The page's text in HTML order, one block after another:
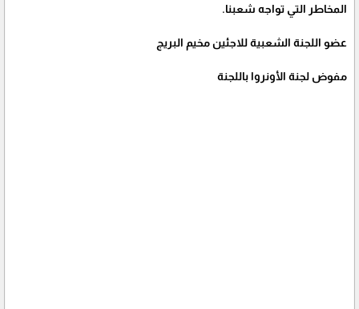
المخاطر التي تواجه شعبنا.
عضو اللجنة الشعبية للاجئين مخيم البريج
مفوض لجنة الأونروا باللجنة